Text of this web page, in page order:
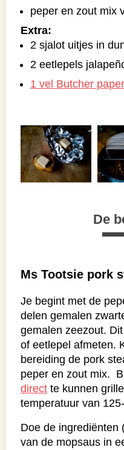
peper en zout mix
Extra:
2 sjalot uitjes in
2 eetlepels
1 vel Butcher paper
De
Ms Tootsie pork
Je begint met de
delen gemalen
gemalen zeezout.
of eetlepel afmeten.
bereiding de pork
peper en zout mix.
direct te kunnen
temperatuur van
Doe de ingrediënten
van de mopsaus in